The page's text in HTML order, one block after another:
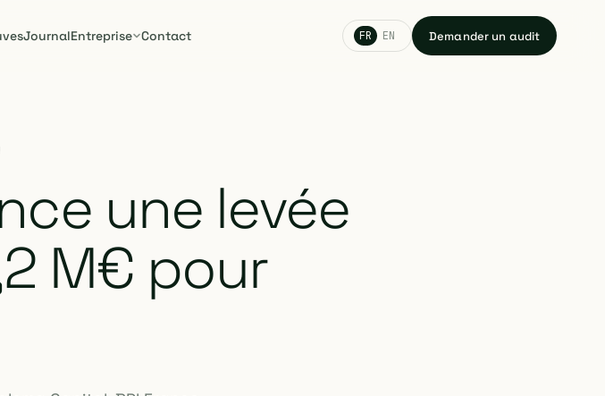
JournalEntreprise Contact FR EN Demander un audit
une levée
M€ pour